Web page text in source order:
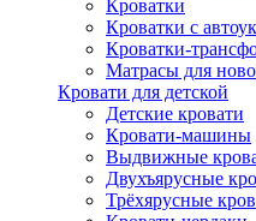
Кроватки
Кроватки с
Кроватки-
Матрасы для
Кровати для детской
Детские кровати
Кровати-машины
Выдвижные
Двухъярусные
Трёхярусные